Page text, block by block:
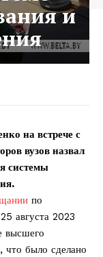
и
на встрече с
вузов назвал
системы
по
августа 2023
высшего
что было сделано